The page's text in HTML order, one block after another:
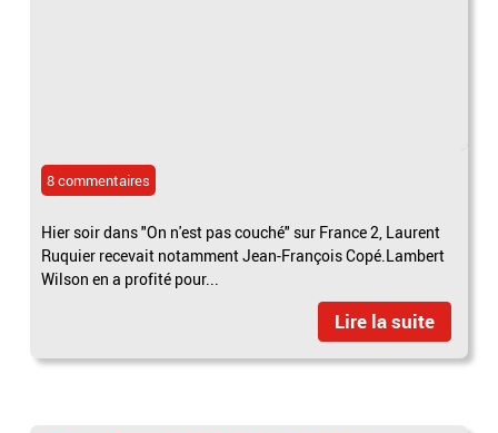
8 commentaires
Hier soir dans "On n'est pas couché" sur France 2, Laurent
Ruquier recevait notamment Jean-François Copé.Lambert
Wilson en a profité pour...
Lire la suite